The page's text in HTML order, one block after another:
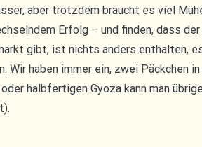
aber trotzdem braucht es viel
Erfolg – und finden, dass
gibt, ist nichts anders enthalten,
haben immer ein, zwei Päckchen
halbfertigen Gyoza kann man